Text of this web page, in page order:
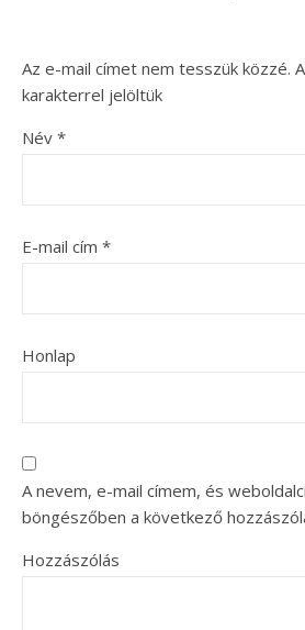
Az e-mail címet nem tesszük közzé.
karakterrel jelöltük
Név *
E-mail cím *
Honlap
A nevem, e-mail címem, és
böngészőben a következő
Hozzászólás